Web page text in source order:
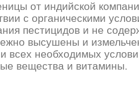
от индийской
с органическими
пестицидов и не
высушены и
всех необходимых
вещества и витамины.